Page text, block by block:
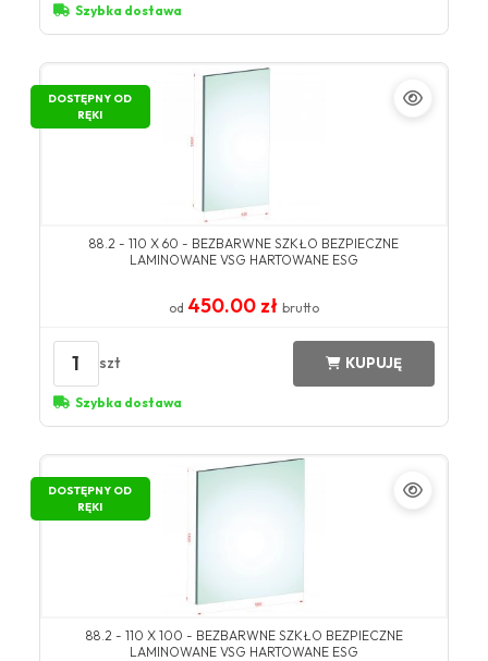
Szybka dostawa
DOSTĘPNY OD
RĘKI
88.2 - 110 X 60 - BEZBARWNE SZKŁO BEZPIECZNE
LAMINOWANE VSG HARTOWANE ESG
od 450.00 zł brutto
1 szt KUPUJĘ
Szybka dostawa
DOSTĘPNY OD
RĘKI
88.2 - 110 X 100 - BEZBARWNE SZKŁO BEZPIECZNE
LAMINOWANE VSG HARTOWANE ESG